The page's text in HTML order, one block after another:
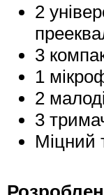
2
3
1
2
3
Міцний